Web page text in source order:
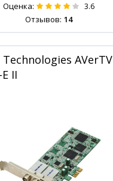
Оценка: 3.6
Отзывов: 14
II